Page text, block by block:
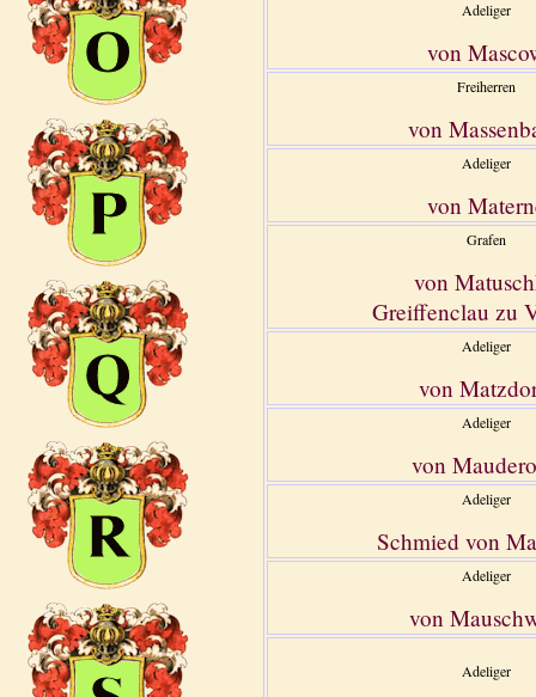
Adeliger
von
Freiherren
von
Adeliger
von
Grafen
von
Greiffenclau zu
Adeliger
von
Adeliger
von
Adeliger
Schmied von
Adeliger
von
Adeliger